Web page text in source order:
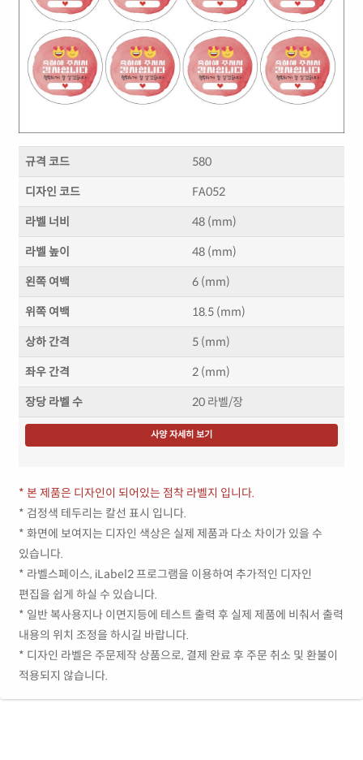
규격 코드 580
디자인 코드 FA052
라벨 너비 48 (mm)
라벨 높이 48 (mm)
왼쪽 여백 6 (mm)
위쪽 여백 18.5 (mm)
상하 간격 5 (mm)
좌우 간격 2 (mm)
장당 라벨 수 20 라벨/장
사양 자세히 보기
* 본 제품은 디자인이 되어있는 점착 라벨지 입니다.
* 검정색 테두리는 칼선 표시 입니다.
* 화면에 보여지는 디자인 색상은 실제 제품과 다소 차이가 있을 수
있습니다.
* 라벨스페이스, iLabel2 프로그램을 이용하여 추가적인 디자인
편집을 쉽게 하실 수 있습니다.
* 일반 복사용지나 이면지등에 테스트 출력 후 실제 제품에 비춰서 출력
내용의 위치 조정을 하시길 바랍니다.
* 디자인 라벨은 주문제작 상품으로, 결제 완료 후 주문 취소 및 환불이
적용되지 않습니다.